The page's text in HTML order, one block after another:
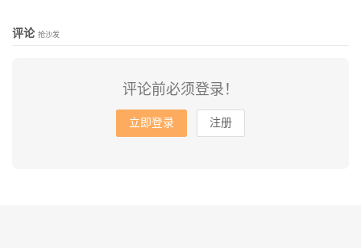
评论 抢沙发
评论前必须登录！
立即登录 注册